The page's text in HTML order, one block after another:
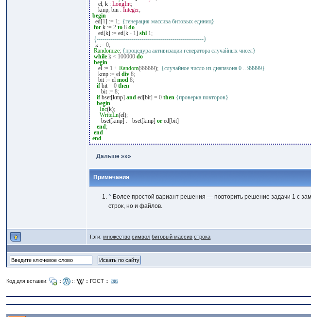
el, k : LongInt;
kmp, bin : Integer;
begin
ed[1] := 1; {генерация массива битовых единиц}
for k := 2 to 8 do
ed[k] := ed[k- 1]shl 1;
{-------------------------------------------------------}
k := 0;
Randomize; {процедура активизации генератора случайных чисел}
while k< 100000 do
begin
el := 1 + Random(99999); {случайное число из диапазона 0 .. 99999}
kmp := eldiv 8;
bit := elmod 8;
ifbit= 0 then
bit := 8;
ifbset[kmp]and ed[bit]= 0 then {проверка повторов}
begin
Inc(k);
WriteLn(el);
bset[kmp] := bset[kmp]or ed[bit]
end;
end
end.
Дальше »»»
Примечания
^ Более простой вариант решения — повторить решение задачи 1 с
строк, но и файлов.
Тэги:множество символ битовый массив строка
Код для вставки: :: :: :: ГОСТ ::